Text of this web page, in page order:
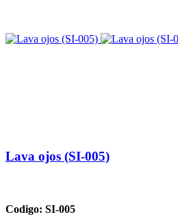
Lava ojos (SI-005)
Codigo: SI-005